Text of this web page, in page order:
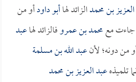
بن محمدالزائد لهاأبو داودأو من
جاءت معمحمد بن عمروفالزائد لهاعبد
من دونه؛ لأنعبد الله بن مسلمة
تلميذهعبد العزيز بن محمد